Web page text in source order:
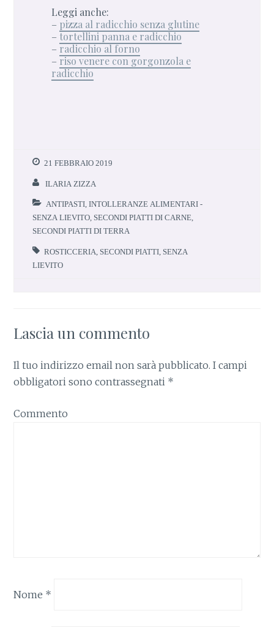
Leggi anche:
– pizza al radicchio senza glutine
– tortellini panna e radicchio
– radicchio al forno
– riso venere con gorgonzola e
radicchio
21 FEBBRAIO 2019
ILARIA ZIZZA
ANTIPASTI ,INTOLLERANZE ALIMENTARI -
SENZA LIEVITO SECONDI PIATTI DI CARNE
SECONDI PIATTI DI TERRA
ROSTICCERIA SECONDI PIATTI SENZA
LIEVITO
Lascia un commento
Il tuo indirizzo email non sarà pubblicato. I campi
obbligatori sono contrassegnati *
Commento
Nome *